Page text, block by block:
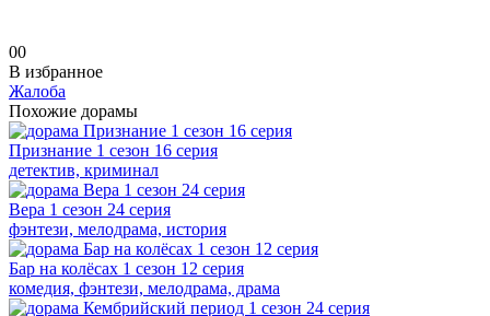
00
В избранное
Жалоба
Похожие дорамы
Признание 1 сезон 16 серия
детектив, криминал
Вера 1 сезон 24 серия
фэнтези, мелодрама, история
Бар на колёсах 1 сезон 12 серия
комедия, фэнтези, мелодрама, драма